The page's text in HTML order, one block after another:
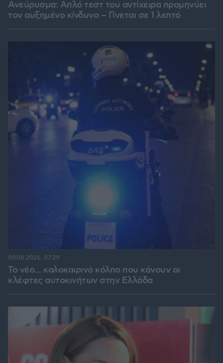
Ανεύρυσμα: Απλό τεστ του αντίχειρα προμηνύει
τον αυξημένο κίνδυνο – Γίνεται σε 1 λεπτό
Το νέο... καλοκαιρινό κόλπο που κάνουν οι
κλέφτες αυτοκινήτων στην Ελλάδα
09.08.2026, 07:29